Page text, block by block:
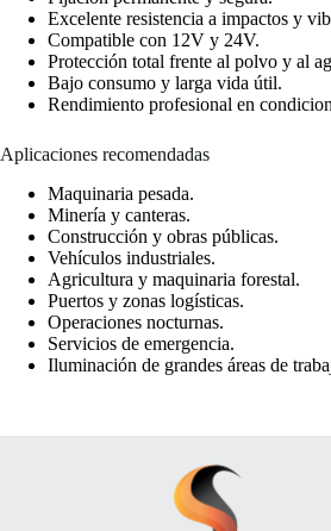
Excelente resistencia a impactos y
Compatible con 12V y 24V.
Protección total frente al polvo y al
Bajo consumo y larga vida útil.
Rendimiento profesional en
Aplicaciones recomendadas
Maquinaria pesada.
Minería y canteras.
Construcción y obras públicas.
Vehículos industriales.
Agricultura y maquinaria forestal.
Puertos y zonas logísticas.
Operaciones nocturnas.
Servicios de emergencia.
Iluminación de grandes áreas de